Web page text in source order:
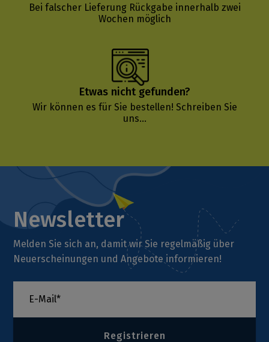
Bei falscher Lieferung Rückgabe innerhalb zwei
Wochen möglich
Etwas nicht gefunden?
Wir können es für Sie bestellen! Schreiben Sie
uns...
Newsletter
Melden Sie sich an, damit wir Sie regelmäßig über
Neuerscheinungen und Angebote informieren!
Registrieren